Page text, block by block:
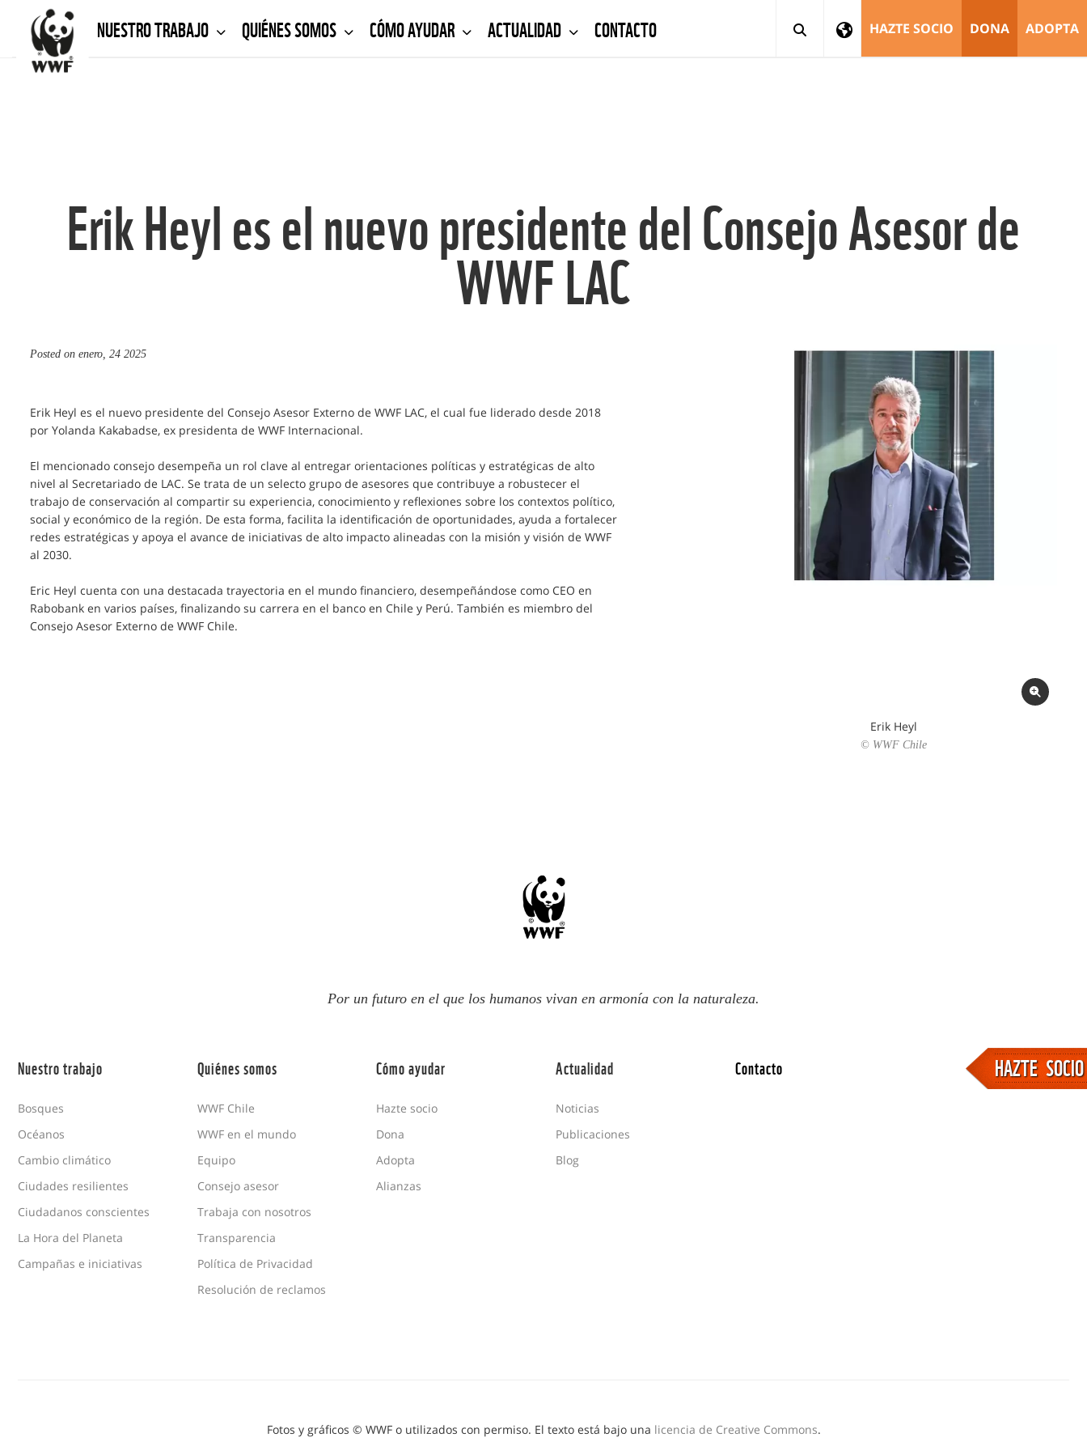
NUESTRO TRABAJO QUIÉNES SOMOS CÓMO AYUDAR ACTUALIDAD CONTACTO HAZTE SOCIO DONA ADOPTA
Erik Heyl es el nuevo presidente del Consejo Asesor de
WWF LAC
Posted on enero, 24 2025
Erik Heyl es el nuevo presidente del Consejo Asesor Externo de WWF LAC, el cual fue liderado desde 2018
por Yolanda Kakabadse, ex presidenta de WWF Internacional.
El mencionado consejo desempeña un rol clave al entregar orientaciones políticas y estratégicas de alto
nivel al Secretariado de LAC. Se trata de un selecto grupo de asesores que contribuye a robustecer el
trabajo de conservación al compartir su experiencia, conocimiento y reflexiones sobre los contextos político,
social y económico de la región. De esta forma, facilita la identificación de oportunidades, ayuda a fortalecer
redes estratégicas y apoya el avance de iniciativas de alto impacto alineadas con la misión y visión de WWF
al 2030.
Eric Heyl cuenta con una destacada trayectoria en el mundo financiero, desempeñándose como CEO en
Rabobank en varios países, finalizando su carrera en el banco en Chile y Perú. También es miembro del
Consejo Asesor Externo de WWF Chile.
Erik Heyl
© WWF Chile
Por un futuro en el que los humanos vivan en armonía con la naturaleza.
Nuestro trabajo
Bosques
Océanos
Cambio climático
Ciudades resilientes
Ciudadanos conscientes
La Hora del Planeta
Campañas e iniciativas
Quiénes somos
WWF Chile
WWF en el mundo
Equipo
Consejo asesor
Trabaja con nosotros
Transparencia
Política de Privacidad
Resolución de reclamos
Cómo ayudar
Hazte socio
Dona
Adopta
Alianzas
Actualidad
Noticias
Publicaciones
Blog
Contacto
Fotos y gráficos © WWF o utilizados con permiso. El texto está bajo una licencia de Creative Commons.
HAZTE SOCIO